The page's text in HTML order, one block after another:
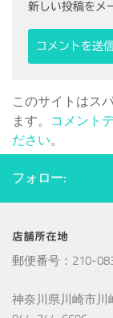
新しい投稿をメ
このサイトはス
ます。
コメント
ださい。
フォロー:
店舗所在地
郵便番号：210-
神奈川県川崎市川